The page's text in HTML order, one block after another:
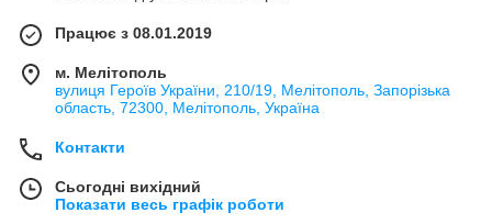
Працює з 08.01.2019
м. Мелітополь
вулиця Героїв України, 210/19, Мелітополь, Запорізька
область, 72300, Мелітополь, Україна
Контакти
Сьогодні вихідний
Показати весь графік роботи